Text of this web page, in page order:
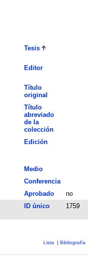
Tesis
Editor
Título
original
Título
abreviado
de la
colección
Edición
Medio
Conferencia
Aprobado
no
ID único 1759
Lista | Bibliografía